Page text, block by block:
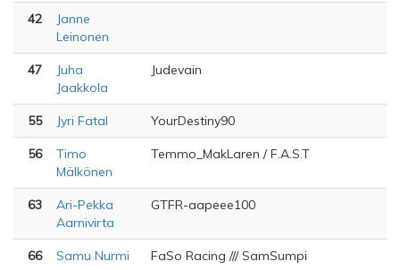
42
Janne
Leinonen
47
Juha
Jaakkola
Judevain
55 Jyri Fatal YourDestiny90
56
Timo
Mälkönen
Temmo_MakLaren / F.A.S.T
63
Ari-Pekka
Aarnivirta
GTFR-aapeee100
66 Samu Nurmi FaSo Racing /// SamSumpi